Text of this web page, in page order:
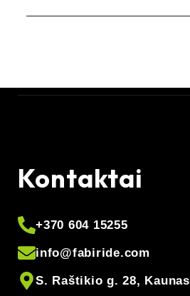
Kontaktai
+370 604 15255
info@fabiride.com
S. Raštikio g. 28, Kaunas